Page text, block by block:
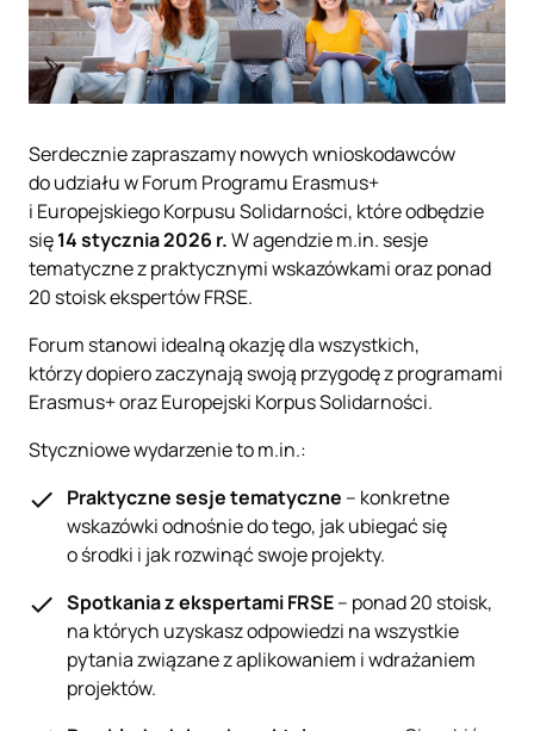
Serdecznie zapraszamy nowych wnioskodawców
do udziału w Forum Programu Erasmus+
i Europejskiego Korpusu Solidarności, które odbędzie
się14 stycznia 2026 r.W agendzie m.in. sesje
tematyczne z praktycznymi wskazówkami oraz ponad
20 stoisk ekspertów FRSE.
Forum stanowi idealną okazję dla wszystkich,
którzy dopiero zaczynają swoją przygodę z programami
Erasmus+ oraz Europejski Korpus Solidarności.
Styczniowe wydarzenie to m.in.:
Praktyczne sesje tematyczne – konkretne
wskazówki odnośnie do tego, jak ubiegać się
o środki i jak rozwinąć swoje projekty.
Spotkania z ekspertami FRSE– ponad 20 stoisk,
na których uzyskasz odpowiedzi na wszystkie
pytania związane z aplikowaniem i wdrażaniem
projektów.